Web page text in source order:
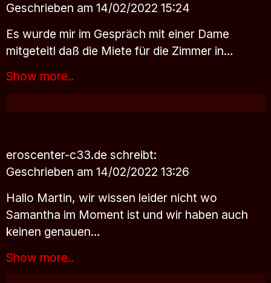
Geschrieben am 14/02/2022 15:24
Es wurde mir im Gespräch mit einer Dame
mitgeteitl daß die Miete für die Zimmer in…
Show more..
eroscenter-c33.de schreibt:
Geschrieben am 14/02/2022 13:26
Hallo Martin, wir wissen leider nicht wo
Samantha im Moment ist und wir haben auch
keinen genauen…
Show more..